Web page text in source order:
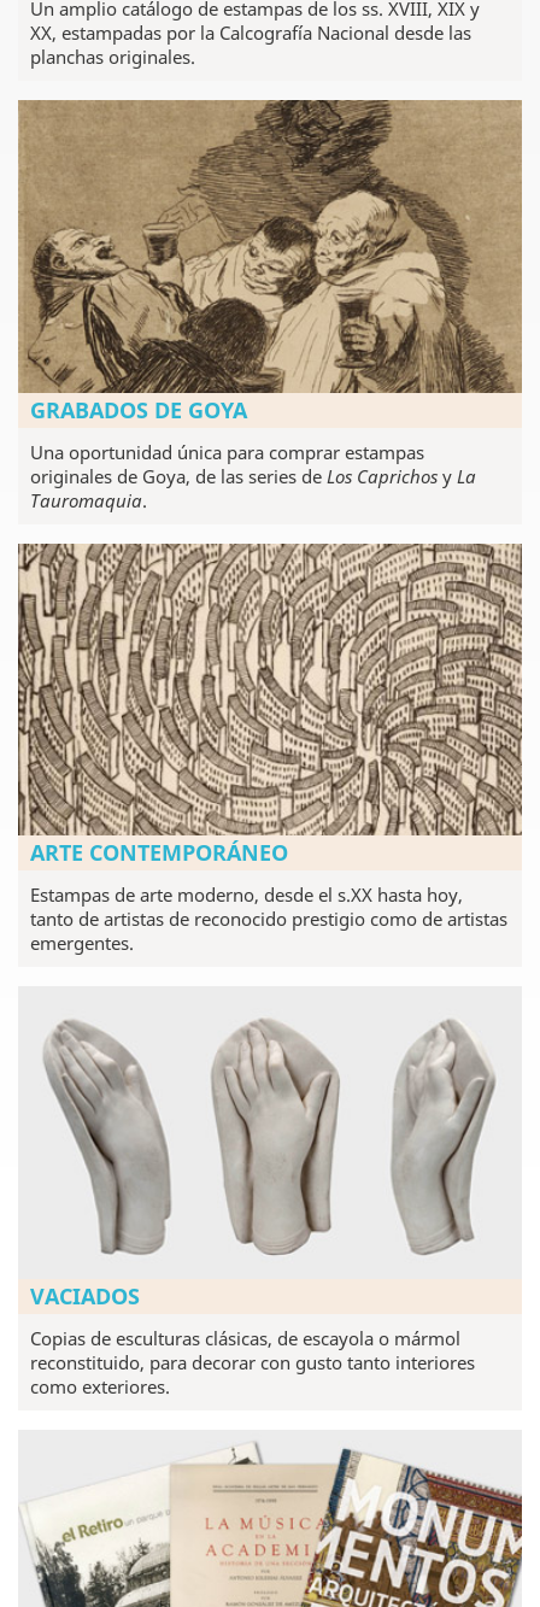
Un amplio catálogo de estampas de los ss. XVIII, XIX y
XX, estampadas por la Calcografía Nacional desde las
planchas originales.
GRABADOS DE GOYA
Una oportunidad única para comprar estampas
originales de Goya, de las series de Los Caprichos y La
Tauromaquia.
ARTE CONTEMPORÁNEO
Estampas de arte moderno, desde el s.XX hasta hoy,
tanto de artistas de reconocido prestigio como de artistas
emergentes.
VACIADOS
Copias de esculturas clásicas, de escayola o mármol
reconstituido, para decorar con gusto tanto interiores
como exteriores.